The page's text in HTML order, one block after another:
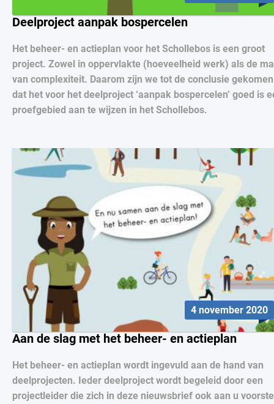
Deelproject aanpak bospercelen
Het beheer- en actieplan voor het Schollebos is een groot
project. Zowel in oppervlakte (hoeveelheid werk) als de
van complexiteit. Daarom zijn we tot de conclusie gekomen
dat het voor het deelproject ‘aanpak bospercelen’ goed is
proefgebied aan te wijzen in het Schollebos.
4 november 2020
Aan de slag met het beheer- en actieplan
Het beheer- en actieplan wordt ingevuld aan de hand van
deelprojecten. Ieder deelproject wordt begeleid door een
projectleider die zich in deze nieuwsbrief ook aan u